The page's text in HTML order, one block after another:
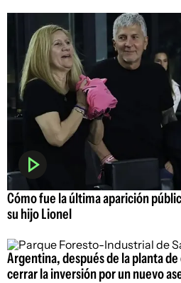
Cómo fue la última aparición
su hijo Lionel
Argentina, después de la planta
cerrar la inversión por un nuevo